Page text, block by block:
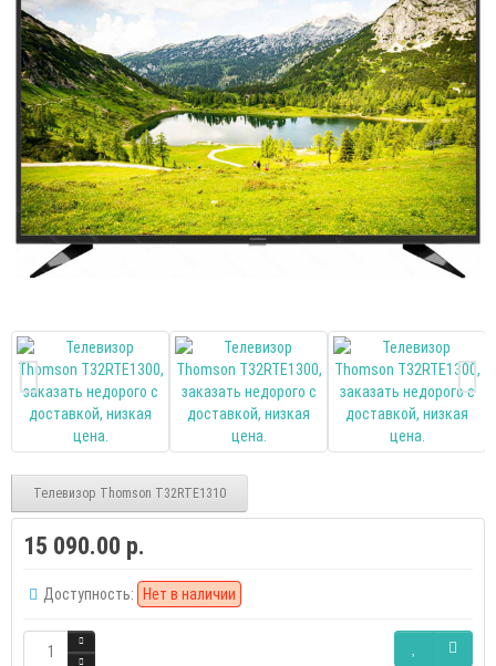
Телевизор Thomson T32RTE1310
15 090.00 р.
Доступность: Нет в наличии